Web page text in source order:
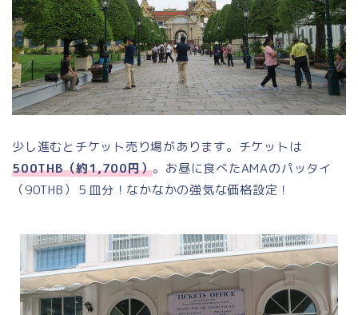
少し進むとチケット売り場があります。チケットは
500THB（約1,700円）。お昼に食べたAMAのパッタイ
（90THB）５皿分！なかなかの強気な価格設定！